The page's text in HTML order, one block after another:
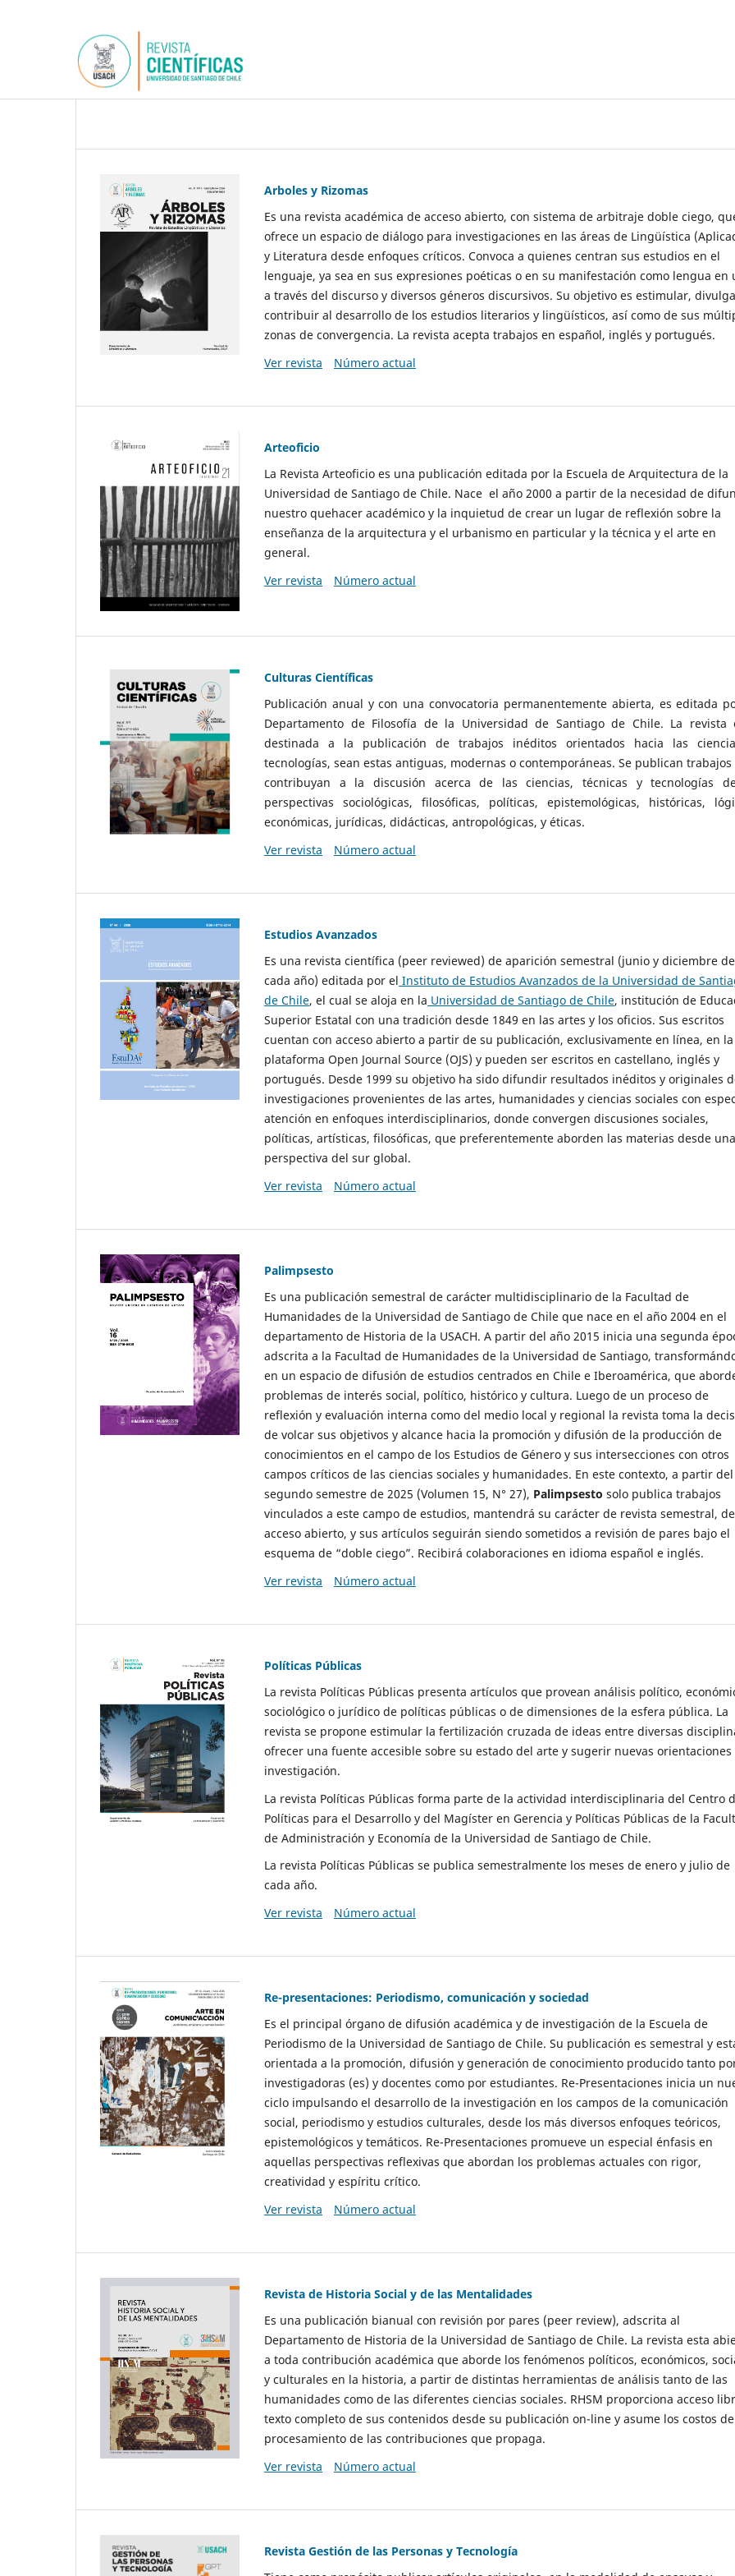
Arboles y Rizomas
Es una revista académica de acceso abierto, con sistema de arbitraje doble ciego,
ofrece un espacio de diálogo para investigaciones en las áreas de Lingüística
y Literatura desde enfoques críticos. Convoca a quienes centran sus estudios en el
lenguaje, ya sea en sus expresiones poéticas o en su manifestación como lengua en
a través del discurso y diversos géneros discursivos. Su objetivo es estimular,
contribuir al desarrollo de los estudios literarios y lingüísticos, así como de sus
zonas de convergencia. La revista acepta trabajos en español, inglés y portugués.
Ver revista
Número actual
Arteoficio
La Revista Arteoficio es una publicación editada por la Escuela de Arquitectura de la
Universidad de Santiago de Chile. Nace el año 2000 a partir de la necesidad de
nuestro quehacer académico y la inquietud de crear un lugar de reflexión sobre la
enseñanza de la arquitectura y el urbanismo en particular y la técnica y el arte en
general.
Ver revista
Número actual
Culturas Científicas
Publicación anual y con una convocatoria permanentemente abierta, es editada
Departamento de Filosofía de la Universidad de Santiago de Chile. La revista
destinada a la publicación de trabajos inéditos orientados hacia las
tecnologías, sean estas antiguas, modernas o contemporáneas. Se publican
contribuyan a la discusión acerca de las ciencias, técnicas y tecnologías
perspectivas sociológicas, filosóficas, políticas, epistemológicas, históricas,
económicas, jurídicas, didácticas, antropológicas, y éticas.
Ver revista
Número actual
Estudios Avanzados
Es una revista científica (peer reviewed) de aparición semestral (junio y diciembre de
cada año) editada por el Instituto de Estudios Avanzados de la Universidad de
de Chile, el cual se aloja en la Universidad de Santiago de Chile, institución de
Superior Estatal con una tradición desde 1849 en las artes y los oficios. Sus escritos
cuentan con acceso abierto a partir de su publicación, exclusivamente en línea, en la
plataforma Open Journal Source (OJS) y pueden ser escritos en castellano, inglés y
portugués. Desde 1999 su objetivo ha sido difundir resultados inéditos y originales
investigaciones provenientes de las artes, humanidades y ciencias sociales con
atención en enfoques interdisciplinarios, donde convergen discusiones sociales,
políticas, artísticas, filosóficas, que preferentemente aborden las materias desde una
perspectiva del sur global.
Ver revista
Número actual
Palimpsesto
Es una publicación semestral de carácter multidisciplinario de la Facultad de
Humanidades de la Universidad de Santiago de Chile que nace en el año 2004 en el
departamento de Historia de la USACH. A partir del año 2015 inicia una segunda
adscrita a la Facultad de Humanidades de la Universidad de Santiago,
en un espacio de difusión de estudios centrados en Chile e Iberoamérica, que
problemas de interés social, político, histórico y cultura. Luego de un proceso de
reflexión y evaluación interna como del medio local y regional la revista toma la
de volcar sus objetivos y alcance hacia la promoción y difusión de la producción de
conocimientos en el campo de los Estudios de Género y sus intersecciones con otros
campos críticos de las ciencias sociales y humanidades. En este contexto, a partir del
segundo semestre de 2025 (Volumen 15, N° 27), Palimpsesto solo publica trabajos
vinculados a este campo de estudios, mantendrá su carácter de revista semestral, de
acceso abierto, y sus artículos seguirán siendo sometidos a revisión de pares bajo el
esquema de “doble ciego”. Recibirá colaboraciones en idioma español e inglés.
Ver revista
Número actual
Políticas Públicas
La revista Políticas Públicas presenta artículos que provean análisis político,
sociológico o jurídico de políticas públicas o de dimensiones de la esfera pública. La
revista se propone estimular la fertilización cruzada de ideas entre diversas
ofrecer una fuente accesible sobre su estado del arte y sugerir nuevas orientaciones
investigación.
La revista Políticas Públicas forma parte de la actividad interdisciplinaria del Centro
Políticas para el Desarrollo y del Magíster en Gerencia y Políticas Públicas de la
de Administración y Economía de la Universidad de Santiago de Chile.
La revista Políticas Públicas se publica semestralmente los meses de enero y julio de
cada año.
Ver revista
Número actual
Re-presentaciones: Periodismo, comunicación y sociedad
Es el principal órgano de difusión académica y de investigación de la Escuela de
Periodismo de la Universidad de Santiago de Chile. Su publicación es semestral y
orientada a la promoción, difusión y generación de conocimiento producido tanto
investigadoras (es) y docentes como por estudiantes. Re-Presentaciones inicia un
ciclo impulsando el desarrollo de la investigación en los campos de la comunicación
social, periodismo y estudios culturales, desde los más diversos enfoques teóricos,
epistemológicos y temáticos. Re-Presentaciones promueve un especial énfasis en
aquellas perspectivas reflexivas que abordan los problemas actuales con rigor,
creatividad y espíritu crítico.
Ver revista
Número actual
Revista de Historia Social y de las Mentalidades
Es una publicación bianual con revisión por pares (peer review), adscrita al
Departamento de Historia de la Universidad de Santiago de Chile. La revista esta
a toda contribución académica que aborde los fenómenos políticos, económicos,
y culturales en la historia, a partir de distintas herramientas de análisis tanto de las
humanidades como de las diferentes ciencias sociales. RHSM proporciona acceso
texto completo de sus contenidos desde su publicación on-line y asume los costos de
procesamiento de las contribuciones que propaga.
Ver revista
Número actual
Revista Gestión de las Personas y Tecnología